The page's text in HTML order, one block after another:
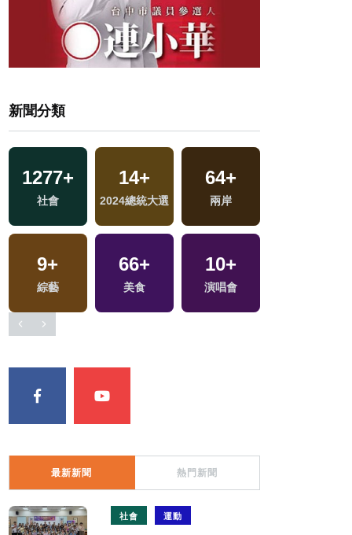
新聞分類
1277+
社會
14+
2024總統大選
64+
兩岸
9+
綜藝
66+
美食
10+
演唱會
64+
影視
247+
藝文
655+
文教
30+
2024立委選戰
4+
兩岸佛教文化交
流專區
12+
海峽論壇專區
最新新聞 熱門新聞
社會 運動